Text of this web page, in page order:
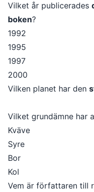
Vilket år publicerades
boken?
1992
1995
1997
2000
Vilken planet har den
Vilket grundämne har
Kväve
Syre
Bor
Kol
Vem är författaren till